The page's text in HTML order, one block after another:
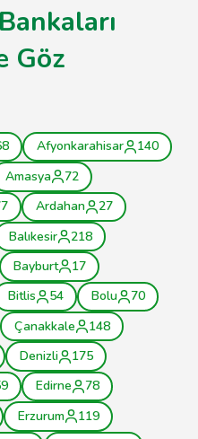
Göz
Afyonkarahisar
140
Amasya
72
Ardahan
27
Balıkesir
218
Bayburt
17
Bitlis 54 Bolu
70
Çanakkale
148
Denizli
175
Edirne
78
Erzurum
119